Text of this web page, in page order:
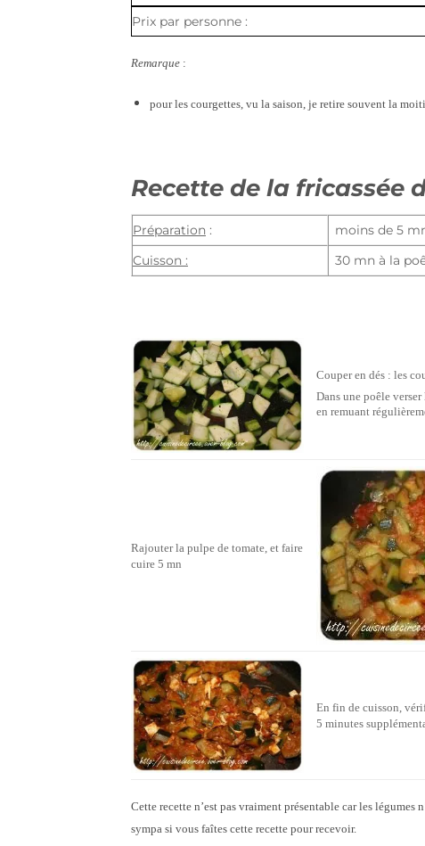
Prix par personne :
Remarque :
pour les courgettes, vu la saison, je retire souvent la
Recette de la fricassée
Préparation :
moins de 5
Cuisson :
30 mn à la
Couper en dés : les
Dans une poêle
en remuant
Rajouter la pulpe de tomate, et faire
cuire 5 mn
En fin de cuisson,
5 minutes
Cette recette n’est pas vraiment présentable car les
sympa si vous faîtes cette recette pour recevoir.